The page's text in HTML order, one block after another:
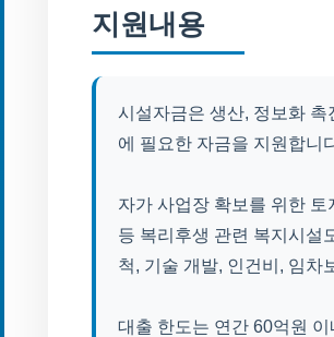
지원내용
시설자금은 생산, 정보화
에 필요한 자금을 지원합니
자가 사업장 확보를 위한
등 복리후생 관련 복지시설
척, 기술 개발, 인건비, 임차
대출 한도는 연간 60억원